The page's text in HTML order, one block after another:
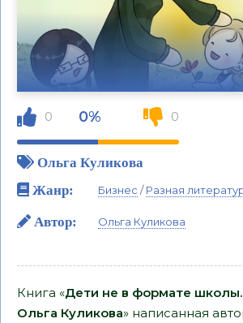
0 0% 0
Ольга Куликова
Жанр:
Бизнес /Разная
Автор: Ольга Куликова
Книга «Дети не в формате
Ольга Куликова» написанная